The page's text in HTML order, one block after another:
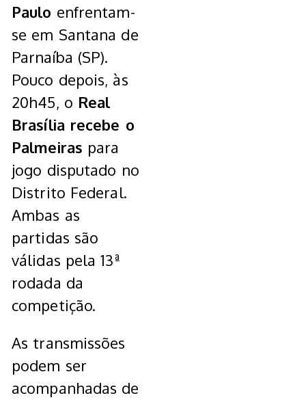
Paulo enfrentam-
se em Santana de
Parnaíba (SP).
Pouco depois, às
20h45, o Real
Brasília recebe o
Palmeiras para
jogo disputado no
Distrito Federal.
Ambas as
partidas são
válidas pela 13ª
rodada da
competição.
As transmissões
podem ser
acompanhadas de